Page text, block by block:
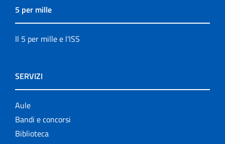
5 per mille
Il 5 per mille e l'ISS
SERVIZI
Aule
Bandi e concorsi
Biblioteca